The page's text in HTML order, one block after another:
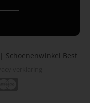
Schoenenwinkel Best